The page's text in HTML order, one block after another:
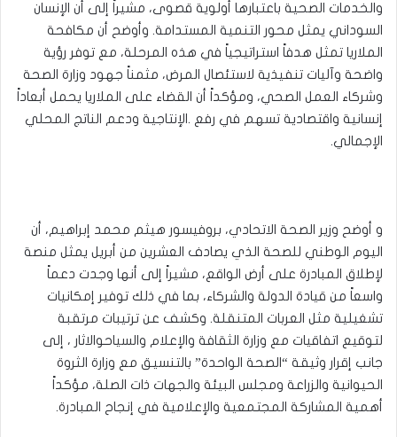
والخدمات الصحية باعتبارها أولوية قصوى، مشيراً إلى أن الإنسان
السوداني يمثل محور التنمية المستدامة. وأوضح أن مكافحة
الملاريا تمثل هدفاً استراتيجياً في هذه المرحلة، مع توفر رؤية
واضحة وآليات تنفيذية لاستئصال المرض، مثمناً جهود وزارة الصحة
وشركاء العمل الصحي، ومؤكداً أن القضاء على الملاريا يحمل أبعاداً
إنسانية واقتصادية تسهم في رفع .الإنتاجية ودعم الناتج المحلي
الإجمالي.
و أوضح وزير الصحة الاتحادي، بروفيسور هيثم محمد إبراهيم، أن
اليوم الوطني للصحة الذي يصادف العشرين من أبريل يمثل منصة
لإطلاق المبادرة على أرض الواقع، مشيراً إلى أنها وجدت دعماً
واسعاً من قيادة الدولة والشركاء، بما في ذلك توفير إمكانيات
تشغيلية مثل العربات المتنقلة. وكشف عن ترتيبات مرتقبة
لتوقيع اتفاقيات مع وزارة الثقافة والإعلام والسياحوالاثار ، إلى
جانب إقرار وثيقة “الصحة الواحدة” بالتنسيق مع وزارة الثروة
الحيوانية والزراعة ومجلس البيئة والجهات ذات الصلة، مؤكداً
أهمية المشاركة المجتمعية والإعلامية في إنجاح المبادرة.